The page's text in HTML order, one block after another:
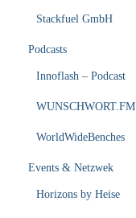
Stackfuel GmbH
Podcasts
Innoflash – Podcast
WUNSCHWORT.FM
WorldWideBenches
Events & Netzwek
Horizons by Heise